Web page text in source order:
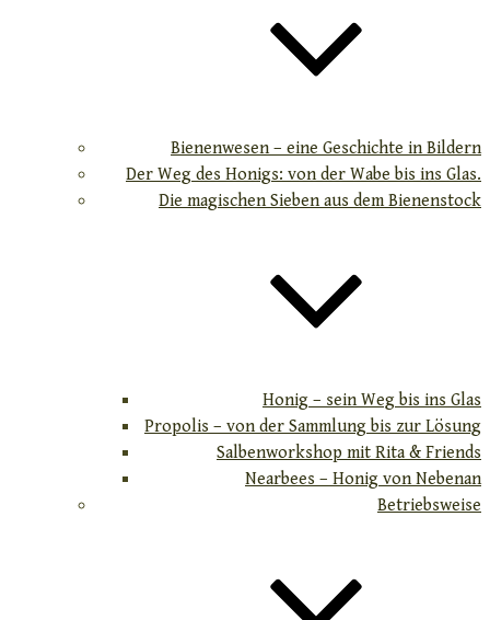
Bienenwesen – eine Geschichte in Bildern
Der Weg des Honigs: von der Wabe bis ins Glas.
Die magischen Sieben aus dem Bienenstock
Honig – sein Weg bis ins Glas
Propolis – von der Sammlung bis zur Lösung
Salbenworkshop mit Rita & Friends
Nearbees – Honig von Nebenan
Betriebsweise